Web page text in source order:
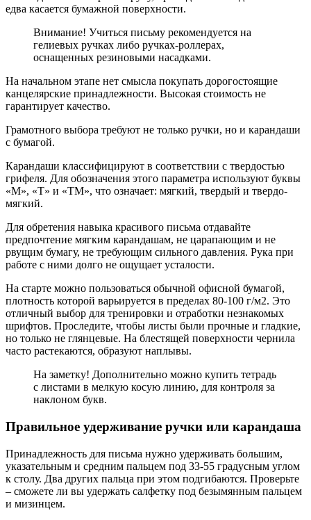
едва касается бумажной поверхности.
Внимание! Учиться письму рекомендуется на
гелиевых ручках либо ручках-роллерах,
оснащенных резиновыми насадками.
На начальном этапе нет смысла покупать дорогостоящие
канцелярские принадлежности. Высокая стоимость не
гарантирует качество.
Грамотного выбора требуют не только ручки, но и карандаши
с бумагой.
Карандаши классифицируют в соответствии с твердостью
грифеля. Для обозначения этого параметра используют буквы
«М», «Т» и «ТМ», что означает: мягкий, твердый и твердо-
мягкий.
Для обретения навыка красивого письма отдавайте
предпочтение мягким карандашам, не царапающим и не
рвущим бумагу, не требующим сильного давления. Рука при
работе с ними долго не ощущает усталости.
На старте можно пользоваться обычной офисной бумагой,
плотность которой варьируется в пределах 80-100 г/м2. Это
отличный выбор для тренировки и отработки незнакомых
шрифтов. Проследите, чтобы листы были прочные и гладкие,
но только не глянцевые. На блестящей поверхности чернила
часто растекаются, образуют наплывы.
На заметку! Дополнительно можно купить тетрадь
с листами в мелкую косую линию, для контроля за
наклоном букв.
Правильное удерживание ручки или карандаша
Принадлежность для письма нужно удерживать большим,
указательным и средним пальцем под 33-55 градусным углом
к столу. Два других пальца при этом подгибаются. Проверьте
– сможете ли вы удержать салфетку под безымянным пальцем
и мизинцем.